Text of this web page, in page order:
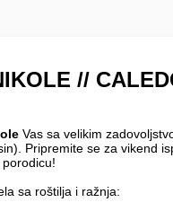
//
Vas sa velikim
Pripremite se za vikend
sa roštilja i ražnja: